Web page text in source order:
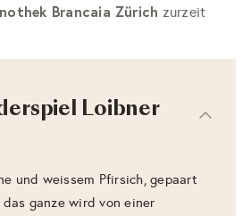
Brancaia Zürich zurzeit
Loibner
und weissem Pfirsich, gepaart
ganze wird von einer